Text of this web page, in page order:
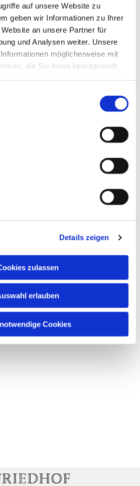
auf unsere Website zu
geben wir Informationen zu Ihrer
an unsere Partner für
und Analysen weiter. Unsere
möglicherweise mit
die Sie ihnen bereitgestellt
Details zeigen
zulassen
erlauben
Cookies